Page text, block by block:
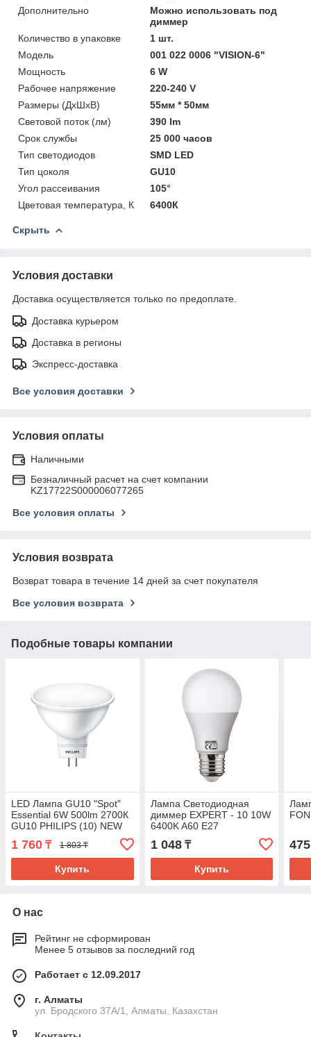
Дополнительно
Можно использовать под
диммер
Количество в упаковке
1 шт.
Модель
001 022 0006 "VISION-6"
Мощность
6 W
Рабочее напряжение
220-240 V
Размеры (ДхШхВ)
55мм * 50мм
Световой поток (лм)
390 lm
Срок службы
25 000 часов
Тип светодиодов
SMD LED
Тип цоколя
GU10
Угол рассеивания
105°
Цветовая температура, К
6400К
Скрыть
Условия доставки
Доставка осуществляется только по предоплате.
Доставка курьером
Доставка в регионы
Экспресс-доставка
Все условия доставки
Условия оплаты
Наличными
Безналичный расчет на счет компании
KZ17722S000006077265
Все условия оплаты
Условия возврата
Возврат товара в течение 14 дней за счет покупателя
Все условия возврата
Подобные товары компании
LED Лампа GU10 "Spot"
Essential 6W 500lm 2700К
GU10 PHILIPS (10) NEW
1 760 ₸ 1 803 ₸
Купить
Лампа Светодиодная
диммер EXPERT - 10 10W
6400K A60 E27
1 048₸
Купить
475
О нас
Рейтинг не сформирован
Менее 5 отзывов за последний год
Работает с 12.09.2017
г. Алматы
ул. Бродского 37А/1, Алматы, Казахстан